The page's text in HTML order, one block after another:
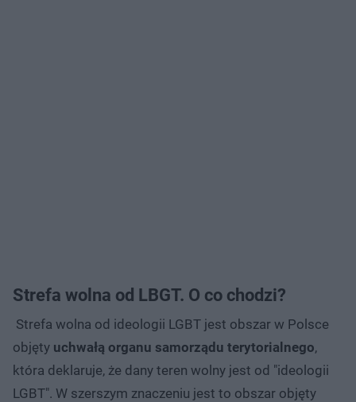
Strefa wolna od LBGT. O co chodzi?
Strefa wolna od ideologii LGBT jest obszar w Polsce
objęty uchwałą organu samorządu terytorialnego,
która deklaruje, że dany teren wolny jest od "ideologii
LGBT". W szerszym znaczeniu jest to obszar objęty